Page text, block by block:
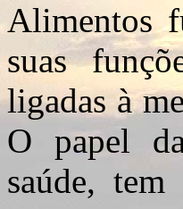
Alimentos
suas
ligadas à
O papel
saúde, tem